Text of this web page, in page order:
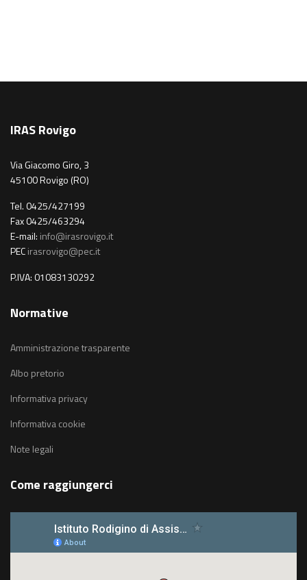
IRAS Rovigo
Via Giacomo Giro, 3
45100 Rovigo (RO)
Tel. 0425/427199
Fax 0425/463294
E-mail: info@irasrovigo.it
PECirasrovigo@pec.it
P.IVA: 01083130292
Normative
Amministrazione trasparente
Albo pretorio
Informativa privacy
Informativa cookie
Note legali
Come raggiungerci